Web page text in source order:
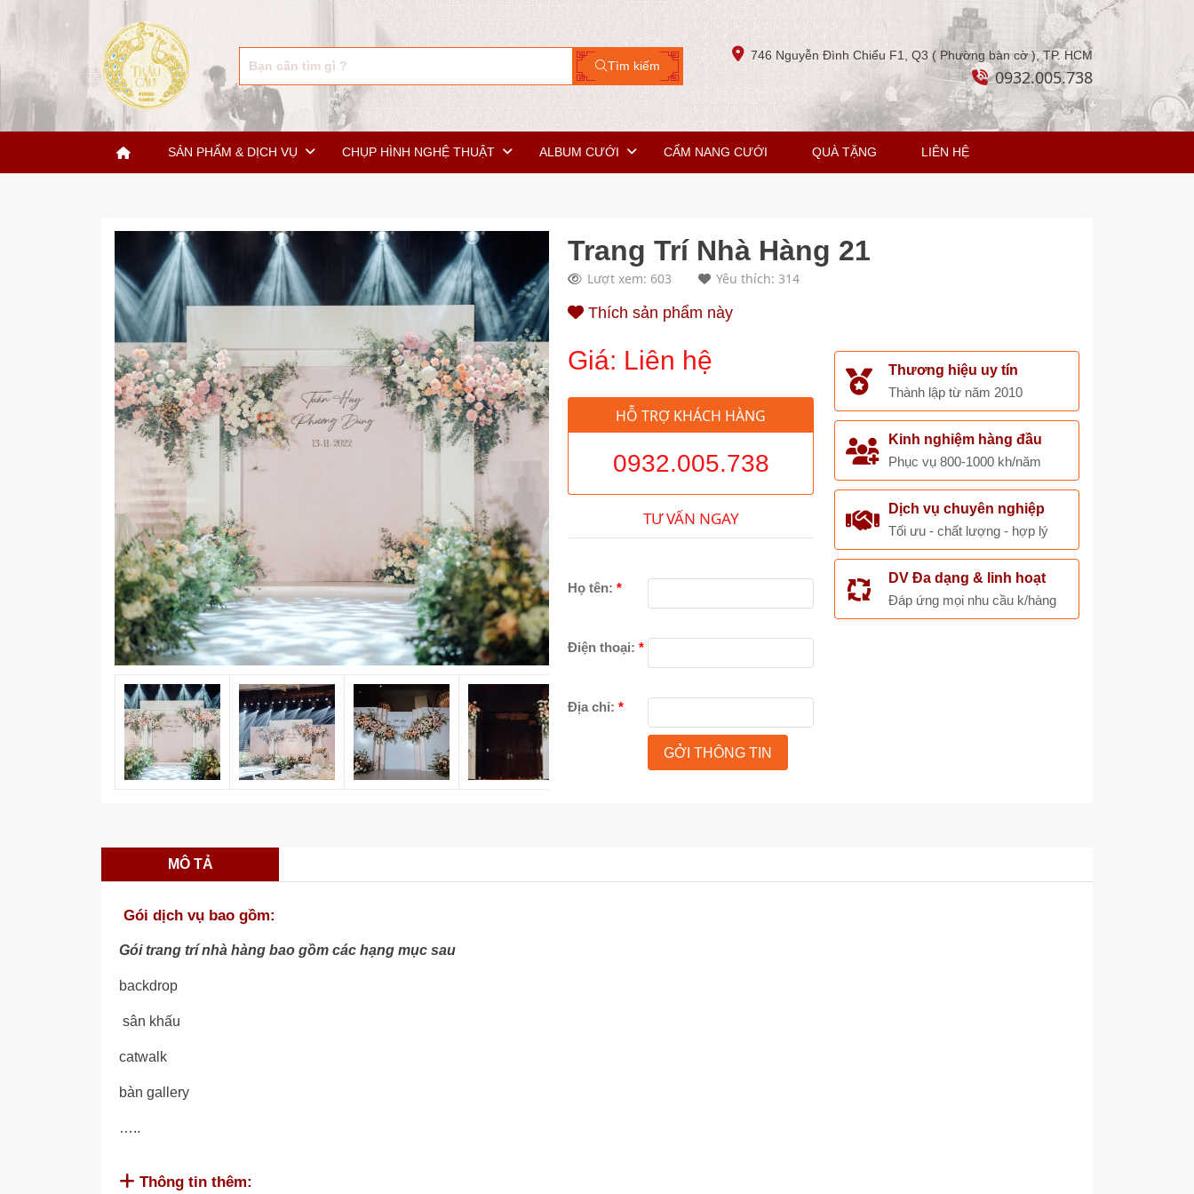
Tìm kiếm
746 Nguyễn Đình Chiểu F1, Q3 ( Phường bàn cờ ), TP. HCM
0932.005.738
SẢN PHẨM & DỊCH VỤ CHỤP HÌNH NGHỆ THUẬT ALBUM CƯỚI CẨM NANG CƯỚI QUÀ TẶNG LIÊN HỆ
Trang Trí Nhà Hàng 21
Lượt xem: 603 Yêu thích: 314
Thích sản phẩm này
Giá: Liên hệ
HỖ TRỢ KHÁCH HÀNG
0932.005.738
TƯ VẤN NGAY
Họ tên:*
Điện thoại:*
Địa chỉ:*
Thương hiệu uy tín
Thành lập từ năm 2010
Kinh nghiệm hàng đầu
Phục vụ 800-1000 kh/năm
Dịch vụ chuyên nghiệp
Tối ưu - chất lượng - hợp lý
DV Đa dạng & linh hoạt
Đáp ứng mọi nhu cầu k/hàng
MÔ TẢ
Gói dịch vụ bao gồm:
Gói trang trí nhà hàng bao gồm các hạng mục sau
backdrop
sân khấu
catwalk
bàn gallery
…..
Thông tin thêm: